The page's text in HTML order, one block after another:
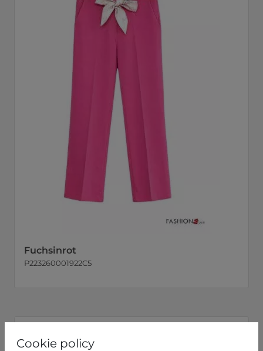
Cookie policy
Fuchsinrot
P223260001922C5